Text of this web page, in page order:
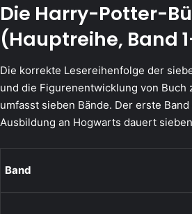
Die Harry-Potter-
(Hauptreihe, Band
Die korrekte Lesereihenfolge der
und die Figurenentwicklung von
umfasst sieben Bände. Der erste
Ausbildung an Hogwarts dauert
Band